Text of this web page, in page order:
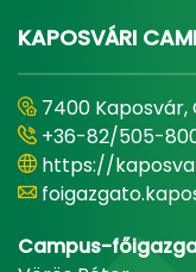
KAPOSVÁRI
7400 Kaposvár,
+36-82/505-
https://
Campus-